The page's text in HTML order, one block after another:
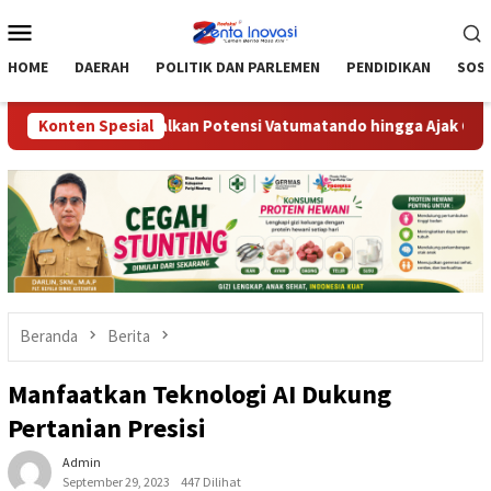
ke
Mobile
HOME DAERAH POLITIK DAN PARLEMEN PENDIDIKAN
Konten Spesial
Optimalkan Potensi Vatumatando hingga Ajak Gekrafs
Beranda Berita
Manfaatkan Teknologi AI Dukung
Pertanian Presisi
Admin
September 29, 2023
447 Dilihat